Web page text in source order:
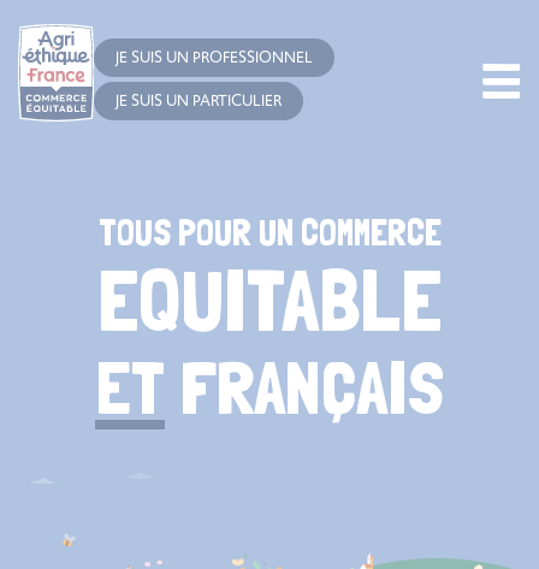
JE SUIS UN PROFESSIONNEL
JE SUIS UN PARTICULIER
TOUS POUR UN COMMERCE
EQUITABLE
ET FRANÇAIS